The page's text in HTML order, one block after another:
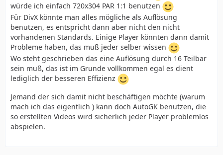
würde ich einfach 720x304 PAR 1:1 benutzen
Für DivX könnte man alles mögliche als Auflösung
benutzen, es entspricht dann aber nicht den nicht
vorhandenen Standards. Einige Player könnten dann damit
Probleme haben, das muß jeder selber wissen
Wo steht geschrieben das eine Auflösung durch 16 Teilbar
sein muß, das ist im Grunde vollkommen egal es dient
lediglich der besseren Effizienz
Jemand der sich damit nicht beschäftigen möchte (warum
mach ich das eigentlich ) kann doch AutoGK benutzen, die
so erstellten Videos wird sicherlich jeder Player problemlos
abspielen.